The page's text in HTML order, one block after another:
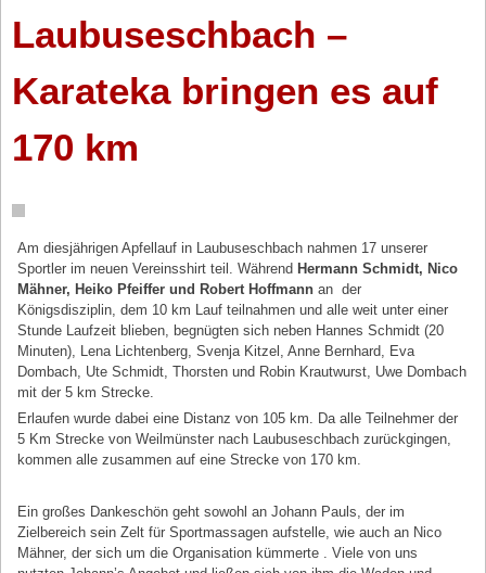
Laubuseschbach –
Karateka bringen es auf
170 km
Am diesjährigen Apfellauf in Laubuseschbach nahmen 17 unserer
Sportler im neuen Vereinsshirt teil. Während Hermann Schmidt, Nico
Mähner, Heiko Pfeiffer und Robert Hoffmann an der
Königsdisziplin, dem 10 km Lauf teilnahmen und alle weit unter einer
Stunde Laufzeit blieben, begnügten sich neben Hannes Schmidt (20
Minuten), Lena Lichtenberg, Svenja Kitzel, Anne Bernhard, Eva
Dombach, Ute Schmidt, Thorsten und Robin Krautwurst, Uwe Dombach
mit der 5 km Strecke.
Erlaufen wurde dabei eine Distanz von 105 km. Da alle Teilnehmer der
5 Km Strecke vonWeilmünster nach Laubuseschbach zurückgingen,
kommen alle zusammen auf eine Strecke von 170 km.
Ein großes Dankeschön geht sowohl an Johann Pauls, der im
Zielbereich sein Zelt für Sportmassagen aufstelle, wie auch an Nico
Mähner, der sich um die Organisation kümmerte . Viele von uns